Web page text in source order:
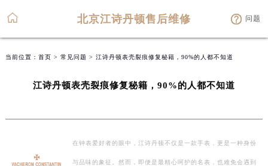
北京江诗丹顿售后维修 问题
当前位置： 首页 > 常见问题 > 江诗丹顿表壳裂痕修复秘籍，90%的人都不知道
江诗丹顿表壳裂痕修复秘籍，90%的人都不知道
在钟表爱好者的眼中，江诗丹顿不仅是一款手表，更是一种身份
与品味的象征。然而，即便是最精心呵护的名表，也难免会遇到